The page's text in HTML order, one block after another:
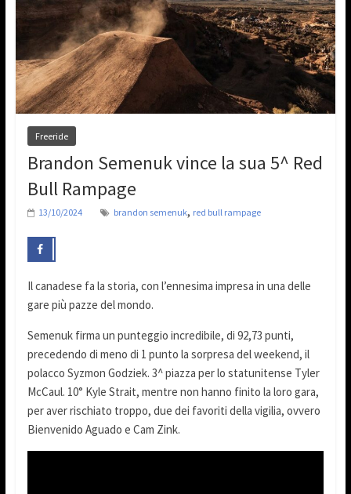
Freeride
Brandon Semenuk vince la sua 5^ Red
Bull Rampage
13/10/2024 brandon semenuk, red bull rampage
Il canadese fa la storia, con l’ennesima impresa in una delle
gare più pazze del mondo.
Semenuk firma un punteggio incredibile, di 92,73 punti,
precedendo di meno di 1 punto la sorpresa del weekend, il
polacco Syzmon Godziek. 3^ piazza per lo statunitense Tyler
McCaul. 10° Kyle Strait, mentre non hanno finito la loro gara,
per aver rischiato troppo, due dei favoriti della vigilia, ovvero
Bienvenido Aguado e Cam Zink.